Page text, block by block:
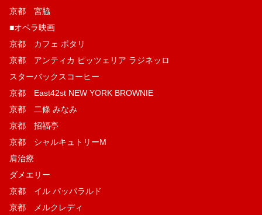
京都 宮脇
■オペラ映画
京都 カフェ ポタリ
京都 アンティカ ピッツェリア ラジネッロ
スターバックスコーヒー
京都 East42st NEW YORK BROWNIE
京都 二條 みなみ
京都 招福亭
京都 シャルキュトリーM
肩治療
ダメエリー
京都 イル パッパラルド
京都 メルクレディ